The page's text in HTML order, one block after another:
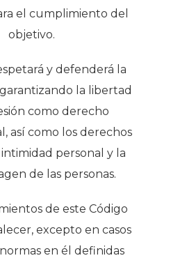
el cumplimiento del
objetivo.
y defenderá la
la libertad
como derecho
así como los derechos
personal y la
de las personas.
de este Código
excepto en casos
en él definidas